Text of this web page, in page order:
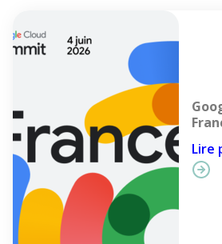
Lire